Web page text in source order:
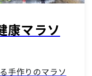
康マラソ
手作りのマラソ